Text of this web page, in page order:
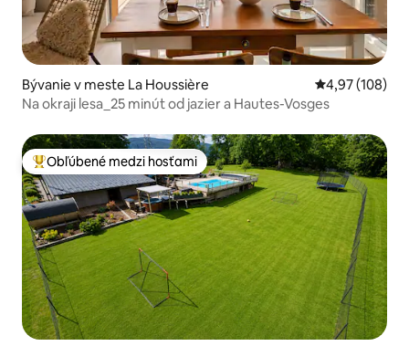
Bývanie v meste La Houssière Priemerné
4,97 (108)
Na okraji lesa_25 minút od jazier a Hautes-Vosges
Najobľúbenejšie medzi hosťami
Obľúbené medzi hosťami